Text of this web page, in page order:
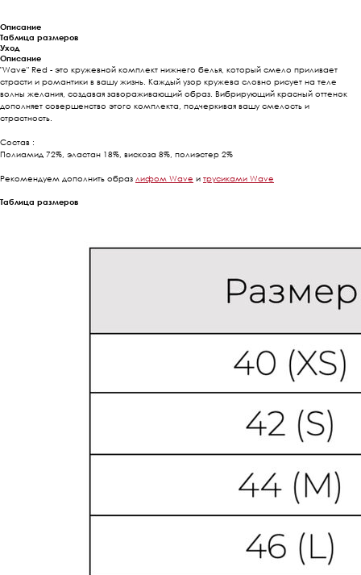
Описание
Таблица размеров
Уход
Описание
"Wave" Red - это кружевной комплект нижнего белья, который смело приливает
страсти и романтики в вашу жизнь. Каждый узор кружева словно рисует на теле
волны желания, создавая завораживающий образ. Вибрирующий красный оттенок
дополняет совершенство этого комплекта, подчеркивая вашу смелость и
страстность.
Состав :
Полиамид 72%, эластан 18%, вискоза 8%, полиэстер 2%
Рекомендуем дополнить образ лифом Wave и трусиками Wave
Таблица размеров